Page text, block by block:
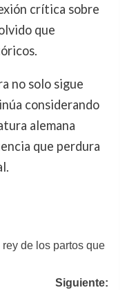
crítica sobre
que
no solo sigue
considerando
alemana
que perdura
de los partos que
Siguiente: